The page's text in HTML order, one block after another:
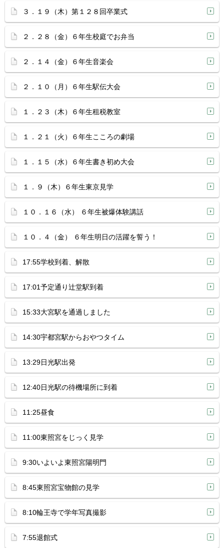
３．１９（木）第１２８回卒業式
２．２８（金）６年生校庭でお弁当
２．１４（金）６年生音楽会
２．１０（月）６年生駅伝大会
１．２３（木）６年生租税教室
１．２１（火）６年生こころの劇場
１．１５（水）６年生書き初め大会
１．９（木）６年生東京見学
１０．１６（水） ６年生被爆体験講話
１０．４（金） ６年生明日の活躍を誓う！
17:55学校到着、解散
17:01予定通り辻堂駅到着
15:33大宮駅を通過しました
14:30宇都宮駅からおやつタイム
13:29日光駅出発
12:40日光駅の待機場所に到着
11:25昼食
11:00東照宮をじっく見学
9:30いよいよ東照宮陽明門
8:45東照宮宝物館の見学
8:10輪王寺で学年写真撮影
7:55退館式